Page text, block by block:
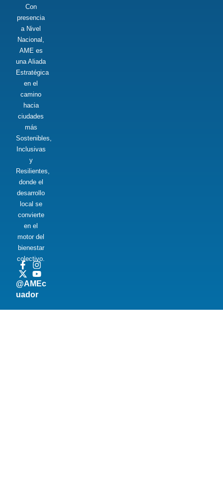
Con
presencia
a Nivel
Nacional,
AME es
una Aliada
Estratégica
en el
camino
hacia
ciudades
más
Sostenibles,
Inclusivas
y
Resilientes,
donde el
desarrollo
local se
convierte
en el
motor del
bienestar
colectivo.
@AMEc
uador